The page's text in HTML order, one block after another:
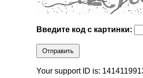
Введите код с картинки:
Отправить
Your support ID is: